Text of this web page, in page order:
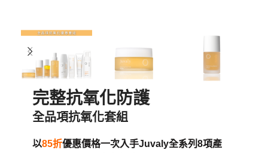
完整抗氧化防護
全品項抗氧化套組
以85折優惠價格一次入手Juvaly全系列8項產